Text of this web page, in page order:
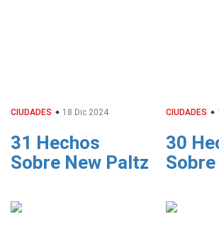
CIUDADES 18 Dic 2024
31 Hechos
Sobre New Paltz
CIUDADES
30